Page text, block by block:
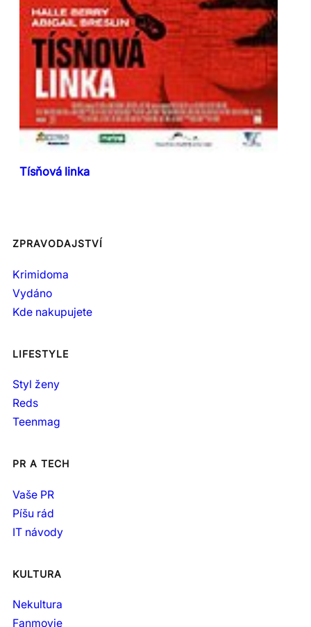
Tísňová linka
ZPRAVODAJSTVÍ
Krimidoma
Vydáno
Kde nakupujete
LIFESTYLE
Styl ženy
Reds
Teenmag
PR A TECH
Vaše PR
Píšu rád
IT návody
KULTURA
Nekultura
Fanmovie